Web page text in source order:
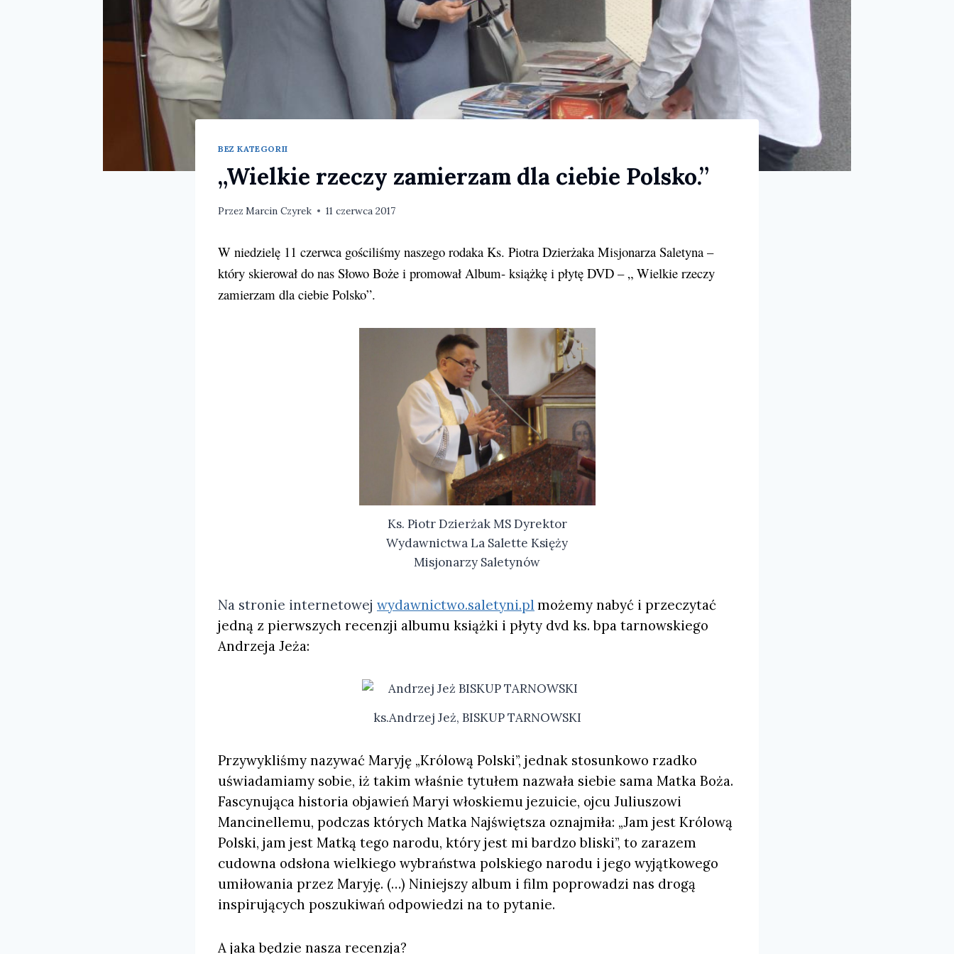
BEZ KATEGORII
„Wielkie rzeczy zamierzam dla ciebie Polsko.”
Przez Marcin Czyrek 11 czerwca 2017
W niedzielę 11 czerwca gościliśmy naszego rodaka Ks. Piotra Dzierżaka Misjonarza Saletyna –
który skierował do nas Słowo Boże i promował Album- książkę i płytę DVD – „ Wielkie rzeczy
zamierzam dla ciebie Polsko”.
Ks. Piotr Dzierżak MS Dyrektor
Wydawnictwa La Salette Księży
Misjonarzy Saletynów
Na stronie internetowej wydawnictwo.saletyni.pl możemy nabyć i przeczytać
jedną z pierwszych recenzji albumu książki i płyty dvd ks. bpa tarnowskiego
Andrzeja Jeża:
ks.Andrzej Jeż, BISKUP TARNOWSKI
Przywykliśmy nazywać Maryję „Królową Polski”, jednak stosunkowo rzadko
uświadamiamy sobie, iż takim właśnie tytułem nazwała siebie sama Matka Boża.
Fascynująca historia objawień Maryi włoskiemu jezuicie, ojcu Juliuszowi
Mancinellemu, podczas których Matka Najświętsza oznajmiła: „Jam jest Królową
Polski, jam jest Matką tego narodu, który jest mi bardzo bliski”, to zarazem
cudowna odsłona wielkiego wybraństwa polskiego narodu i jego wyjątkowego
umiłowania przez Maryję. (…) Niniejszy album i film poprowadzi nas drogą
inspirujących poszukiwań odpowiedzi na to pytanie.
A jaka będzie nasza recenzja?